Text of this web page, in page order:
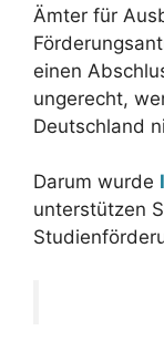
Ämter für
einen
ungerecht,
Deutschland
Darum wurde
unterstützen